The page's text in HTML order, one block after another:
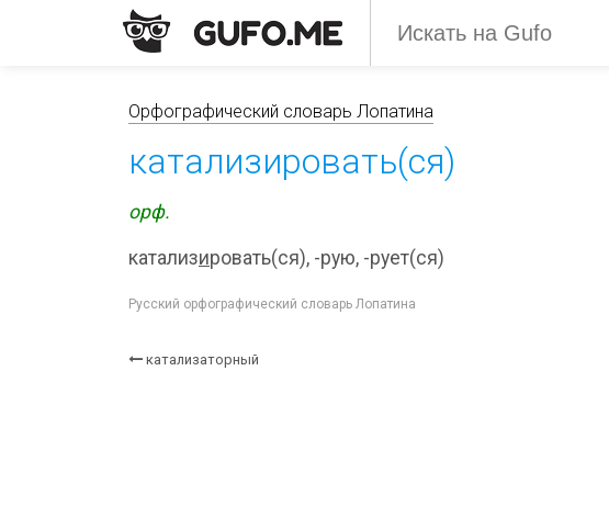
Орфографический словарь Лопатина
катализировать(ся)
орф.
катализировать(ся), -рую, -рует(ся)
Русский орфографический словарь Лопатина
катализаторный